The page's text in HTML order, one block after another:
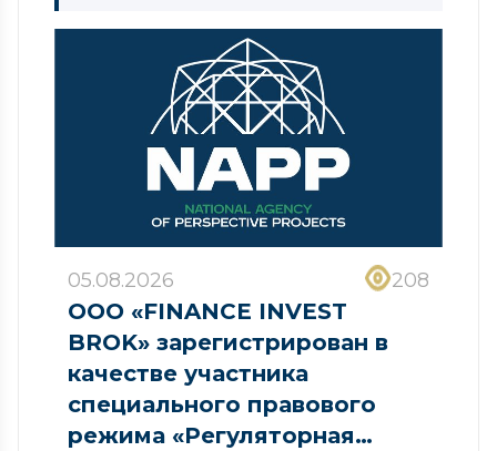
05.08.2026 208
ООО «FINANCE INVEST
BROK» зарегистрирован в
качестве участника
специального правового
режима «Регуляторная